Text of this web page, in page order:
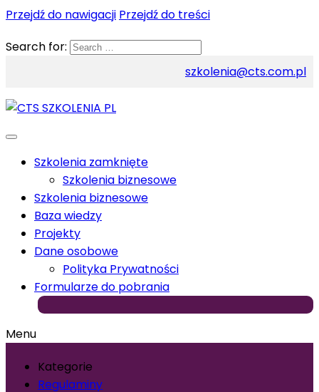
Przejdź do nawigacji Przejdź do treści
Search for:
szkolenia@cts.com.pl
Szkolenia zamknięte
Szkolenia biznesowe
Szkolenia biznesowe
Baza wiedzy
Projekty
Dane osobowe
Polityka Prywatności
Formularze do pobrania
Menu
Kategorie
Regulaminy